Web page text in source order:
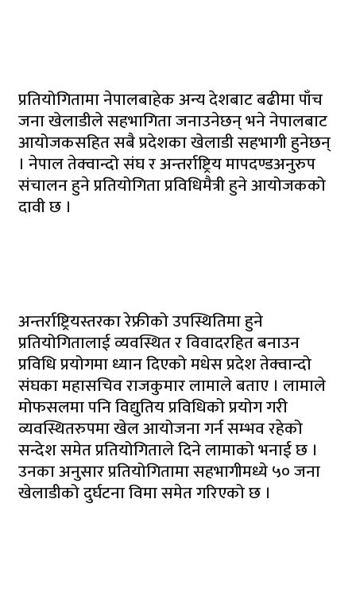
प्रतियोगितामा नेपालबाहेक अन्य देशबाट बढीमा पाँच
जना खेलाडीले सहभागिता जनाउनेछन् भने नेपालबाट
आयोजकसहित सबै प्रदेशका खेलाडी सहभागी हुनेछन्
। नेपाल तेक्वान्दो संघ र अन्तर्राष्ट्रिय मापदण्डअनुरुप
संचालन हुने प्रतियोगिता प्रविधिमैत्री हुने आयोजकको
दावी छ ।
अन्तर्राष्ट्रियस्तरका रेफ्रीको उपस्थितिमा हुने
प्रतियोगितालाई व्यवस्थित र विवादरहित बनाउन
प्रविधि प्रयोगमा ध्यान दिएको मधेस प्रदेश तेक्वान्दो
संघका महासचिव राजकुमार लामाले बताए । लामाले
मोफसलमा पनि विद्युतिय प्रविधिको प्रयोग गरी
व्यवस्थितरुपमा खेल आयोजना गर्न सम्भव रहेको
सन्देश समेत प्रतियोगिताले दिने लामाको भनाई छ ।
उनका अनुसार प्रतियोगितामा सहभागीमध्ये ५० जना
खेलाडीको दुर्घटना विमा समेत गरिएको छ ।